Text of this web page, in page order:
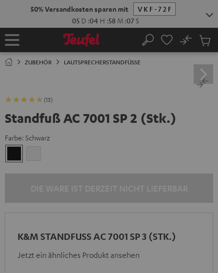
50% Versandkosten sparen mit
VKF-72F
05 D :04 H :58 M :07S
Startseite Suche
No
ZUBEHÖR LAUTSPRECHERSTANDFÜSSE
(13)
Standfuß AC 7001 SP 2 (Stk.)
Farbe: Schwarz
K&M STANDFUSS AC 7001 SP 3 (STK.)
Jetzt ein ähnliches Produkt ansehen